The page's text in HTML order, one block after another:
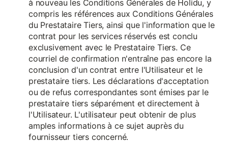
à nouveau les Conditions Générales de Holidu, y
compris les références aux Conditions Générales
du Prestataire Tiers, ainsi que l'information que le
contrat pour les services réservés est conclu
exclusivement avec le Prestataire Tiers. Ce
courriel de confirmation n'entraîne pas encore la
conclusion d'un contrat entre l'Utilisateur et le
prestataire tiers. Les déclarations d'acceptation
ou de refus correspondantes sont émises par le
prestataire tiers séparément et directement à
l'Utilisateur. L'utilisateur peut obtenir de plus
amples informations à ce sujet auprès du
fournisseur tiers concerné.